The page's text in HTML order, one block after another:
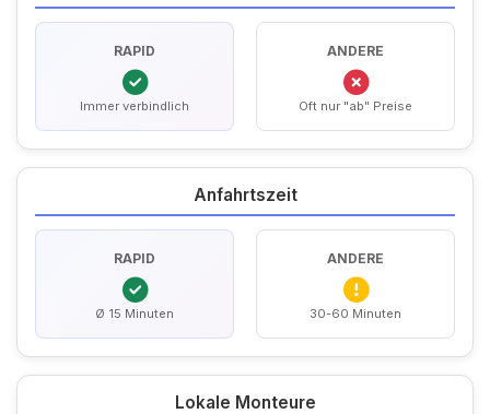
RAPID
Immer verbindlich
ANDERE
Oft nur "ab" Preise
Anfahrtszeit
RAPID
Ø 15 Minuten
ANDERE
30-60 Minuten
Lokale Monteure